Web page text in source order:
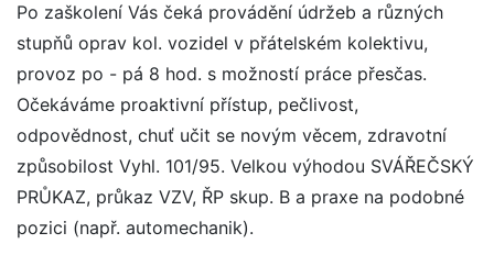
Po zaškolení Vás čeká provádění údržeb a různých
stupňů oprav kol. vozidel v přátelském kolektivu,
provoz po - pá 8 hod. s možností práce přesčas.
Očekáváme proaktivní přístup, pečlivost,
odpovědnost, chuť učit se novým věcem, zdravotní
způsobilost Vyhl. 101/95. Velkou výhodou SVÁŘEČSKÝ
PRŮKAZ, průkaz VZV, ŘP skup. B a praxe na podobné
pozici (např. automechanik).